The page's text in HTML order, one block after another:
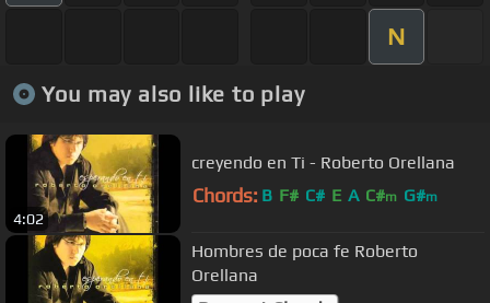
N
You may also like to play
4:02
creyendo en Ti - Roberto Orellana
Chords: B F# C# E A C#m G#m
Hombres de poca fe Roberto
Orellana